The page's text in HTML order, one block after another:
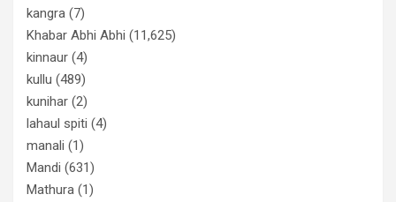
kangra (7)
Khabar Abhi Abhi (11,625)
kinnaur (4)
kullu (489)
kunihar (2)
lahaul spiti (4)
manali (1)
Mandi (631)
Mathura (1)